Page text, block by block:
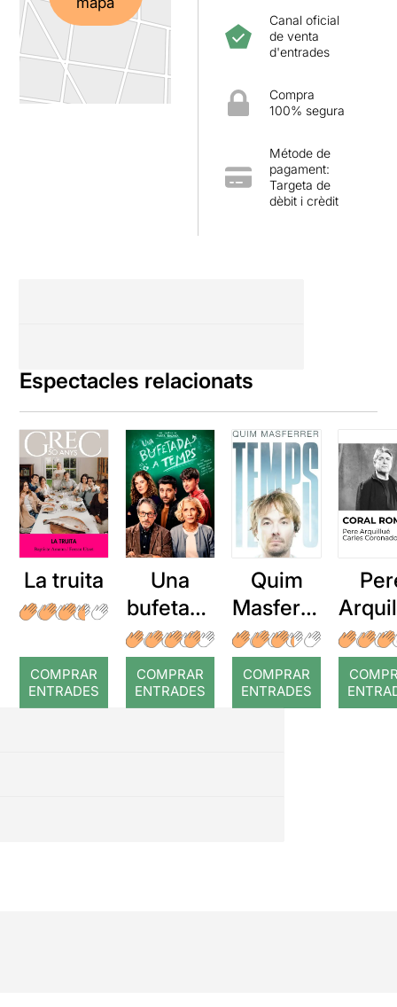
Canal oficial
de venta
d'entrades
Compra
100% segura
Métode de
pagament:
Targeta de
dèbit i crèdit
Espectacles relacionats
La truita
COMPRAR
ENTRADES
Una
bufetada
a temps
COMPRAR
ENTRADES
Quim
Masferre
r: Temps
COMPRAR
ENTRADES
: